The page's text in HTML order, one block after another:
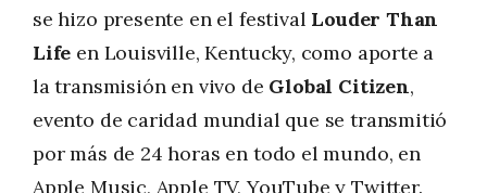
se hizo presente en el festival Louder Than
Life en Louisville, Kentucky, como aporte a
la transmisión en vivo de Global Citizen,
evento de caridad mundial que se transmitió
por más de 24 horas en todo el mundo, en
Apple Music, Apple TV, YouTube y Twitter.